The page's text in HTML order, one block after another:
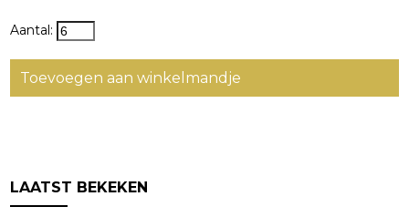
Aantal:
Toevoegen aan winkelmandje
LAATST BEKEKEN